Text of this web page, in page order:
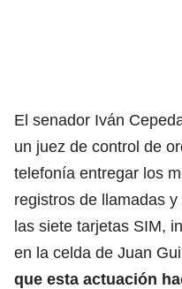
El senador Iván
un juez de control de
telefonía entregar los
registros de llamadas
las siete tarjetas SIM,
en la celda de Juan
que esta actuación